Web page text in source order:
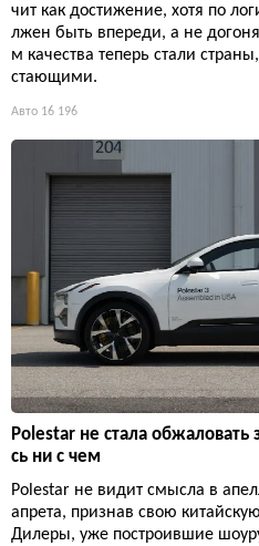
чит как достижение, хотя по
лжен быть впереди, а не
м качества теперь стали
стающими.
Авто 16 196
Polestar не стала
сь ни с чем
Polestar не видит смысла в
апрета, признав свою
Дилеры, уже построившие